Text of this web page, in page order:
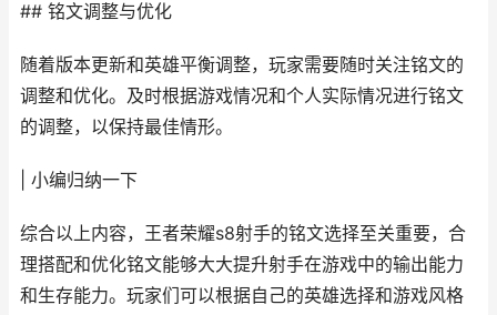
## 铭文调整与优化
随着版本更新和英雄平衡调整，玩家需要随时关注铭文的
调整和优化。及时根据游戏情况和个人实际情况进行铭文
的调整，以保持最佳情形。
| 小编归纳一下
综合以上内容，王者荣耀s8射手的铭文选择至关重要，合
理搭配和优化铭文能够大大提升射手在游戏中的输出能力
和生存能力。玩家们可以根据自己的英雄选择和游戏风格